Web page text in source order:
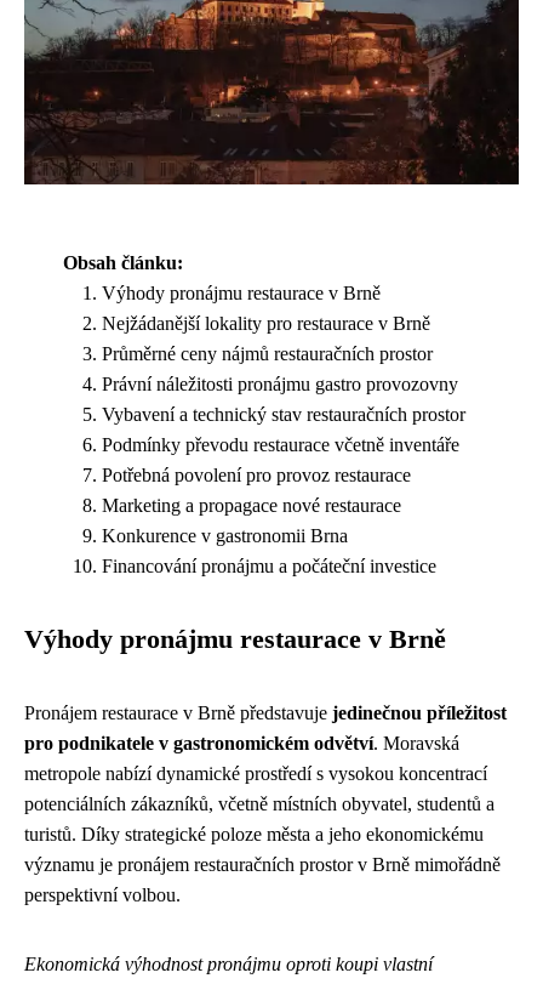
Obsah článku:
Výhody pronájmu restaurace v Brně
Nejžádanější lokality pro restaurace v Brně
Průměrné ceny nájmů restauračních prostor
Právní náležitosti pronájmu gastro provozovny
Vybavení a technický stav restauračních prostor
Podmínky převodu restaurace včetně inventáře
Potřebná povolení pro provoz restaurace
Marketing a propagace nové restaurace
Konkurence v gastronomii Brna
Financování pronájmu a počáteční investice
Výhody pronájmu restaurace v Brně
Pronájem restaurace v Brně představuje jedinečnou příležitost
pro podnikatele v gastronomickém odvětví. Moravská
metropole nabízí dynamické prostředí s vysokou koncentrací
potenciálních zákazníků, včetně místních obyvatel, studentů a
turistů. Díky strategické poloze města a jeho ekonomickému
významu je pronájem restauračních prostor v Brně mimořádně
perspektivní volbou.
Ekonomická výhodnost pronájmu oproti koupi vlastní